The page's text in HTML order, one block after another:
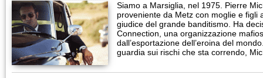
Siamo a Marsiglia, nel 1975. Pierre
proveniente da Metz con moglie e figli
giudice del grande banditismo. Ha
Connection, una organizzazione
dall’esportazione dell’eroina del
guardia sui rischi che sta correndo,